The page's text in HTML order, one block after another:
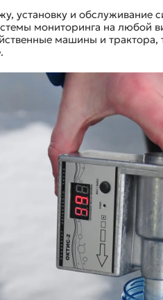
установку и обслуживание
мониторинга на любой
машины и